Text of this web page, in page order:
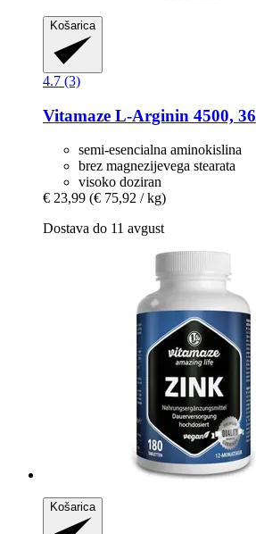
Košarica
4.7 (3)
Vitamaze L-​Arginin 4500,
semi-esencialna aminokislina
brez magnezijevega stearata
visoko doziran
€ 23,99 (€ 75,92 / kg)
Dostava do 11 avgust
Košarica